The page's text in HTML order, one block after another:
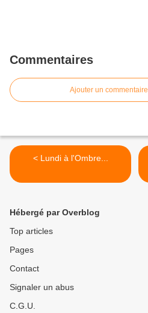
Commentaires
Ajouter un commentaire
< Lundi à l'Ombre...
Hébergé par Overblog
Top articles
Pages
Contact
Signaler un abus
C.G.U.